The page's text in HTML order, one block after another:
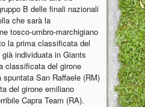
B delle finali nazionali
che sarà la
tosco-umbro-marchigiano
la prima classificata del
individuata in Giants
classificata del girone
San Raffaele (RM)
del girone emiliano
Capra Team (RA).